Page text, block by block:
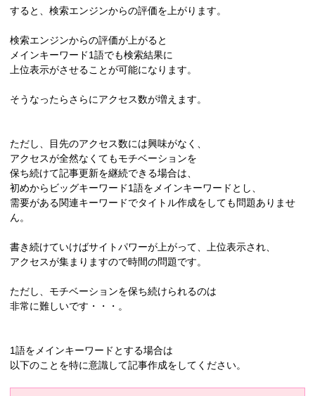
すると、検索エンジンからの評価を上がります。
検索エンジンからの評価が上がると
メインキーワード1語でも検索結果に
上位表示がさせることが可能になります。
そうなったらさらにアクセス数が増えます。
ただし、目先のアクセス数には興味がなく、
アクセスが全然なくてもモチベーションを
保ち続けて記事更新を継続できる場合は、
初めからビッグキーワード1語をメインキーワードとし、
需要がある関連キーワードでタイトル作成をしても問題ありませ
ん。
書き続けていけばサイトパワーが上がって、上位表示され、
アクセスが集まりますので時間の問題です。
ただし、モチベーションを保ち続けられるのは
非常に難しいです・・・。
1語をメインキーワードとする場合は
以下のことを特に意識して記事作成をしてください。